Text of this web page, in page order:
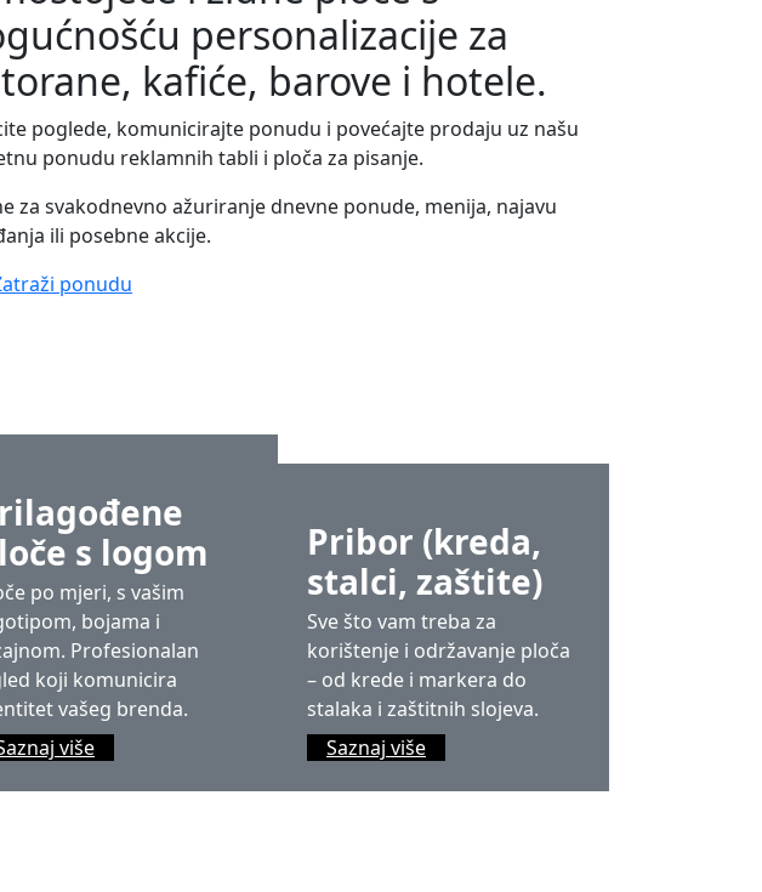
personalizacije za
kafiće, barove i hotele.
poglede, komunicirajte ponudu i povećajte prodaju uz našu
ponudu reklamnih tabli i ploča za pisanje.
za svakodnevno ažuriranje dnevne ponude, menija, najavu
ili posebne akcije.
ponudu
s logom
po mjeri, s vašim
bojama i
Profesionalan
koji komunicira
vašeg brenda.
više
Pribor (kreda,
stalci, zaštite)
Sve što vam treba za
korištenje i održavanje ploča
– od krede i markera do
stalaka i zaštitnih slojeva.
Saznaj više